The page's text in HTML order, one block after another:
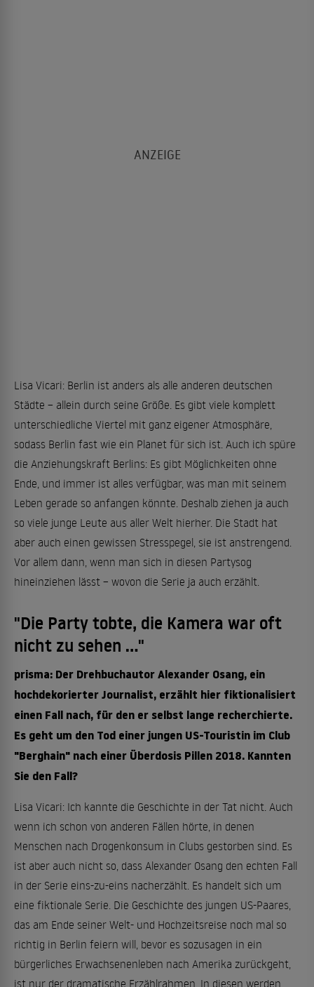
Lisa Vicari: Berlin ist anders als alle anderen deutschen
Städte – allein durch seine Größe. Es gibt viele komplett
unterschiedliche Viertel mit ganz eigener Atmosphäre,
sodass Berlin fast wie ein Planet für sich ist. Auch ich spüre
die Anziehungskraft Berlins: Es gibt Möglichkeiten ohne
Ende, und immer ist alles verfügbar, was man mit seinem
Leben gerade so anfangen könnte. Deshalb ziehen ja auch
so viele junge Leute aus aller Welt hierher. Die Stadt hat
aber auch einen gewissen Stresspegel, sie ist anstrengend.
Vor allem dann, wenn man sich in diesen Partysog
hineinziehen lässt – wovon die Serie ja auch erzählt.
"Die Party tobte, die Kamera war oft
nicht zu sehen ..."
prisma: Der Drehbuchautor Alexander Osang, ein
hochdekorierter Journalist, erzählt hier fiktionalisiert
einen Fall nach, für den er selbst lange recherchierte.
Es geht um den Tod einer jungen US-Touristin im Club
"Berghain" nach einer Überdosis Pillen 2018. Kannten
Sie den Fall?
Lisa Vicari: Ich kannte die Geschichte in der Tat nicht. Auch
wenn ich schon von anderen Fällen hörte, in denen
Menschen nach Drogenkonsum in Clubs gestorben sind. Es
ist aber auch nicht so, dass Alexander Osang den echten Fall
in der Serie eins-zu-eins nacherzählt. Es handelt sich um
eine fiktionale Serie. Die Geschichte des jungen US-Paares,
das am Ende seiner Welt- und Hochzeitsreise noch mal so
richtig in Berlin feiern will, bevor es sozusagen in ein
bürgerliches Erwachsenenleben nach Amerika zurückgeht,
ist nur der dramatische Erzählrahmen. In diesen werden